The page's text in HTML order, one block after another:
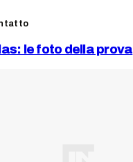
le foto della prova